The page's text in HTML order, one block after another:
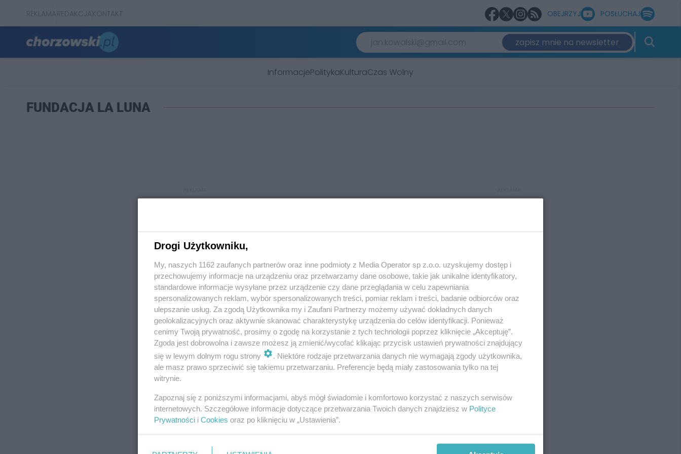
REKLAMAREDAKCJAKONTAKT OBEJRZYJ POSŁUCHAJ
zapisz mnie na newsletter
InformacjePolitykaKulturaCzas Wolny
FUNDACJA LA LUNA
REKLAMA REKLAMA
Drogi Użytkowniku,
My, naszych 1162 zaufanych partnerów oraz inne podmioty z Media Operator sp z.o.o. uzyskujemy dostęp i
przechowujemy informacje na urządzeniu oraz przetwarzamy dane osobowe, takie jak unikalne identyfikatory,
standardowe informacje wysyłane przez urządzenie czy dane przeglądania w celu zapewniania
spersonalizowanych reklam, wybór spersonalizowanych treści, pomiar reklam i treści, badanie odbiorców oraz
ulepszanie usług. Za zgodą Użytkownika my i Zaufani Partnerzy możemy używać dokładnych danych
geolokalizacyjnych oraz aktywnie skanować charakterystykę urządzenia do celów identyfikacji. Ponieważ
cenimy Twoją prywatność, prosimy o zgodę na korzystanie z tych technologii poprzez kliknięcie „Akceptuję”.
Zgoda jest dobrowolna i zawsze możesz ją zmienić/wycofać klikając przycisk ustawień prywatności znajdujący
się w lewym dolnym rogu strony
. Niektóre rodzaje przetwarzania danych nie wymagają zgody użytkownika,
ale masz prawo sprzeciwić się takiemu przetwarzaniu. Preferencje będą miały zastosowania tylko na tej
witrynie.
Zapoznaj się z poniższymi informacjami, abyś mógł świadomie i komfortowo korzystać z naszych serwisów
internetowych. Szczegółowe informacje dotyczące przetwarzania Twoich danych znajdziesz w Polityce
Prywatności i Cookies oraz po kliknięciu w „Ustawienia”.